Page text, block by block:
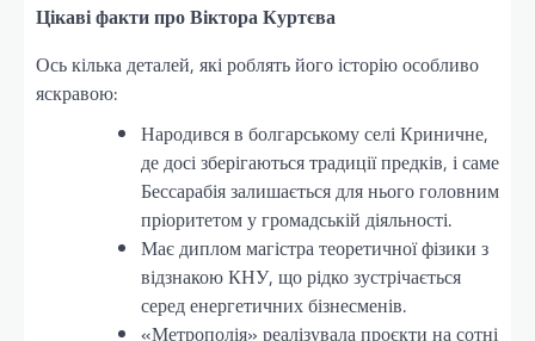
Цікаві факти про Віктора Куртєва
Ось кілька деталей, які роблять його історію особливо
яскравою:
Народився в болгарському селі Криничне,
де досі зберігаються традиції предків, і саме
Бессарабія залишається для нього головним
пріоритетом у громадській діяльності.
Має диплом магістра теоретичної фізики з
відзнакою КНУ, що рідко зустрічається
серед енергетичних бізнесменів.
«Метрополія» реалізувала проєкти на сотні